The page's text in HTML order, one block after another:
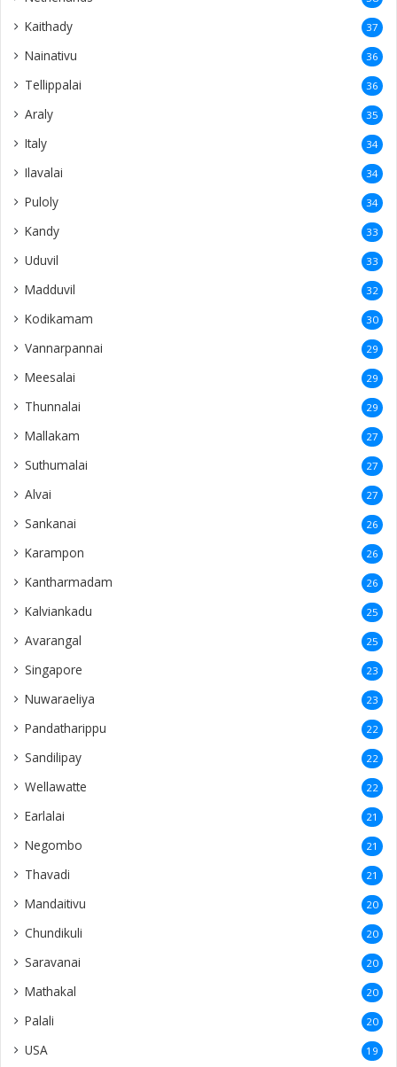
Kaithady 37
Nainativu 36
Tellippalai 36
Araly 35
Italy 34
Ilavalai 34
Puloly 34
Kandy 33
Uduvil 33
Madduvil 32
Kodikamam 30
Vannarpannai 29
Meesalai 29
Thunnalai 29
Mallakam 27
Suthumalai 27
Alvai 27
Sankanai 26
Karampon 26
Kantharmadam 26
Kalviankadu 25
Avarangal 25
Singapore 23
Nuwaraeliya 23
Pandatharippu 22
Sandilipay 22
Wellawatte 22
Earlalai 21
Negombo 21
Thavadi 21
Mandaitivu 20
Chundikuli 20
Saravanai 20
Mathakal 20
Palali 20
USA 19